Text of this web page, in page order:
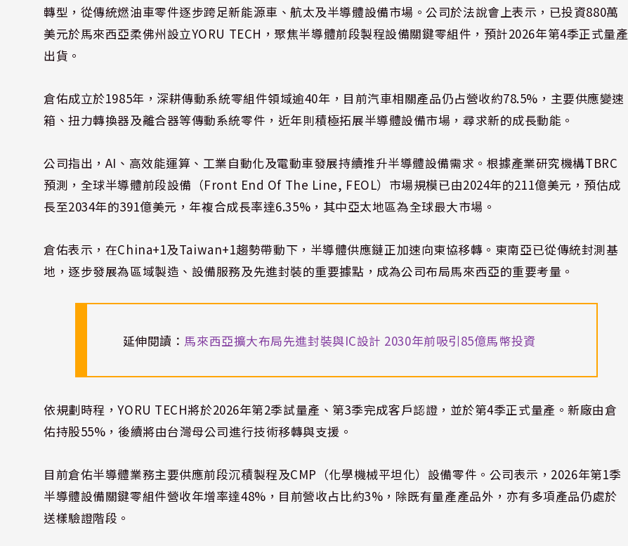
轉型，從傳統燃油車零件逐步跨足新能源車、航太及半導體設備市場。公司於法說會上表示，已投資880萬
美元於馬來西亞柔佛州設立YORU TECH，聚焦半導體前段製程設備關鍵零組件，預計2026年第4季正式量產
出貨。
倉佑成立於1985年，深耕傳動系統零組件領域逾40年，目前汽車相關產品仍占營收約78.5%，主要供應變速
箱、扭力轉換器及離合器等傳動系統零件，近年則積極拓展半導體設備市場，尋求新的成長動能。
公司指出，AI、高效能運算、工業自動化及電動車發展持續推升半導體設備需求。根據產業研究機構TBRC
預測，全球半導體前段設備（Front End Of The Line, FEOL）市場規模已由2024年的211億美元，預估成
長至2034年的391億美元，年複合成長率達6.35%，其中亞太地區為全球最大市場。
倉佑表示，在China+1及Taiwan+1趨勢帶動下，半導體供應鏈正加速向東協移轉。東南亞已從傳統封測基
地，逐步發展為區域製造、設備服務及先進封裝的重要據點，成為公司布局馬來西亞的重要考量。
延伸閱讀： 馬來西亞擴大布局先進封裝與IC設計 2030年前吸引85億馬幣投資
依規劃時程，YORU TECH將於2026年第2季試量產、第3季完成客戶認證，並於第4季正式量產。新廠由倉
佑持股55%，後續將由台灣母公司進行技術移轉與支援。
目前倉佑半導體業務主要供應前段沉積製程及CMP（化學機械平坦化）設備零件。公司表示，2026年第1季
半導體設備關鍵零組件營收年增率達48%，目前營收占比約3%，除既有量產產品外，亦有多項產品仍處於
送樣驗證階段。